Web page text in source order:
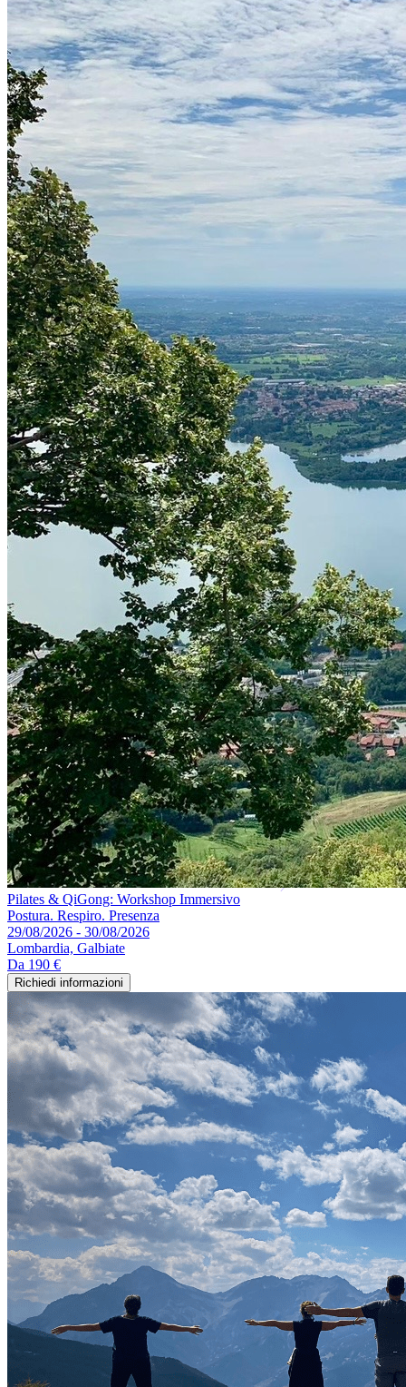
Pilates & QiGong: Workshop Immersivo
Postura. Respiro. Presenza
29/08/2026 - 30/08/2026
Lombardia, Galbiate
Da 190 €
Richiedi informazioni